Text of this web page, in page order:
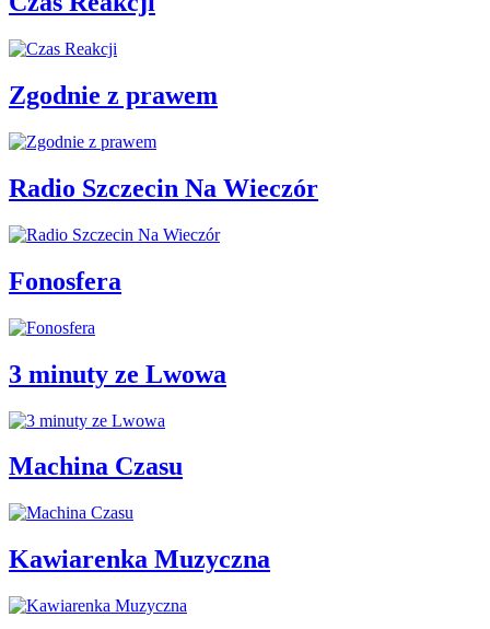
Zgodnie z prawem
Radio Szczecin Na Wieczór
Fonosfera
3 minuty ze Lwowa
Machina Czasu
Kawiarenka Muzyczna